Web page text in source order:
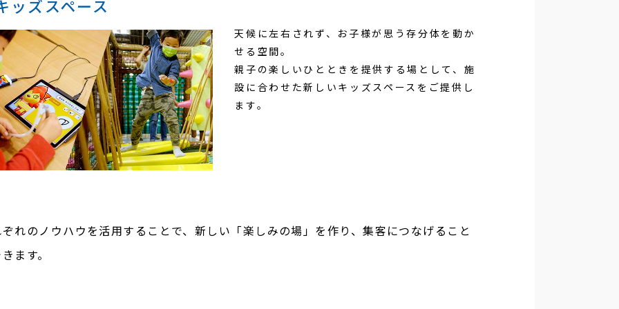
ッズスペース
天候に左右されず、お子様が思う存分体を動か
せる空間。
親子の楽しいひとときを提供する場として、施
設に合わせた新しいキッズスペースをご提供し
ます。
れのノウハウを活用することで、新しい「楽しみの場」を作り、集客につなげること
ます。